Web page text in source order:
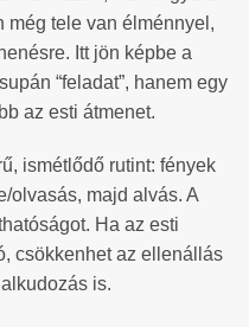
még tele van élménnyel,
Itt jön képbe a
“feladat”, hanem egy
az esti átmenet.
ismétlődő rutint: fények
olvasás, majd alvás. A
Ha az esti
csökkenhet az ellenállás
is.